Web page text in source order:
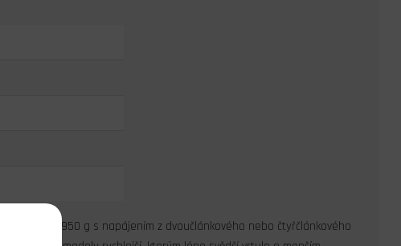
do 950 g s napájením z dvoučlánkového nebo čtyřčlánkového